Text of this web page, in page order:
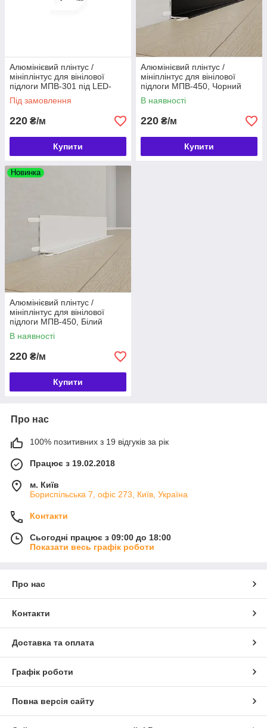
Алюмінієвий плінтус /
мініплінтус для вінілової
підлоги МПВ-301 під LED-
стрічку, Колір RAL
Під замовлення
220 ₴/м
Купити
Алюмінієвий плінтус /
мініплінтус для вінілової
підлоги МПВ-450, Чорний
В наявності
220 ₴/м
Купити
Новинка
Алюмінієвий плінтус /
мініплінтус для вінілової
підлоги МПВ-450, Білий
В наявності
220 ₴/м
Купити
Про нас
100% позитивних з 19 відгуків за рік
Працює з 19.02.2018
м. Київ
Бориспільська 7, офіс 273, Київ, Україна
Контакти
Сьогодні працює з 09:00 до 18:00
Показати весь графік роботи
Про нас
Контакти
Доставка та оплата
Графік роботи
Повна версія сайту